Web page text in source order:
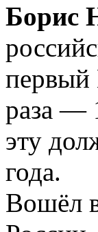
Борис
первый
раза —
эту
года.
Вошёл